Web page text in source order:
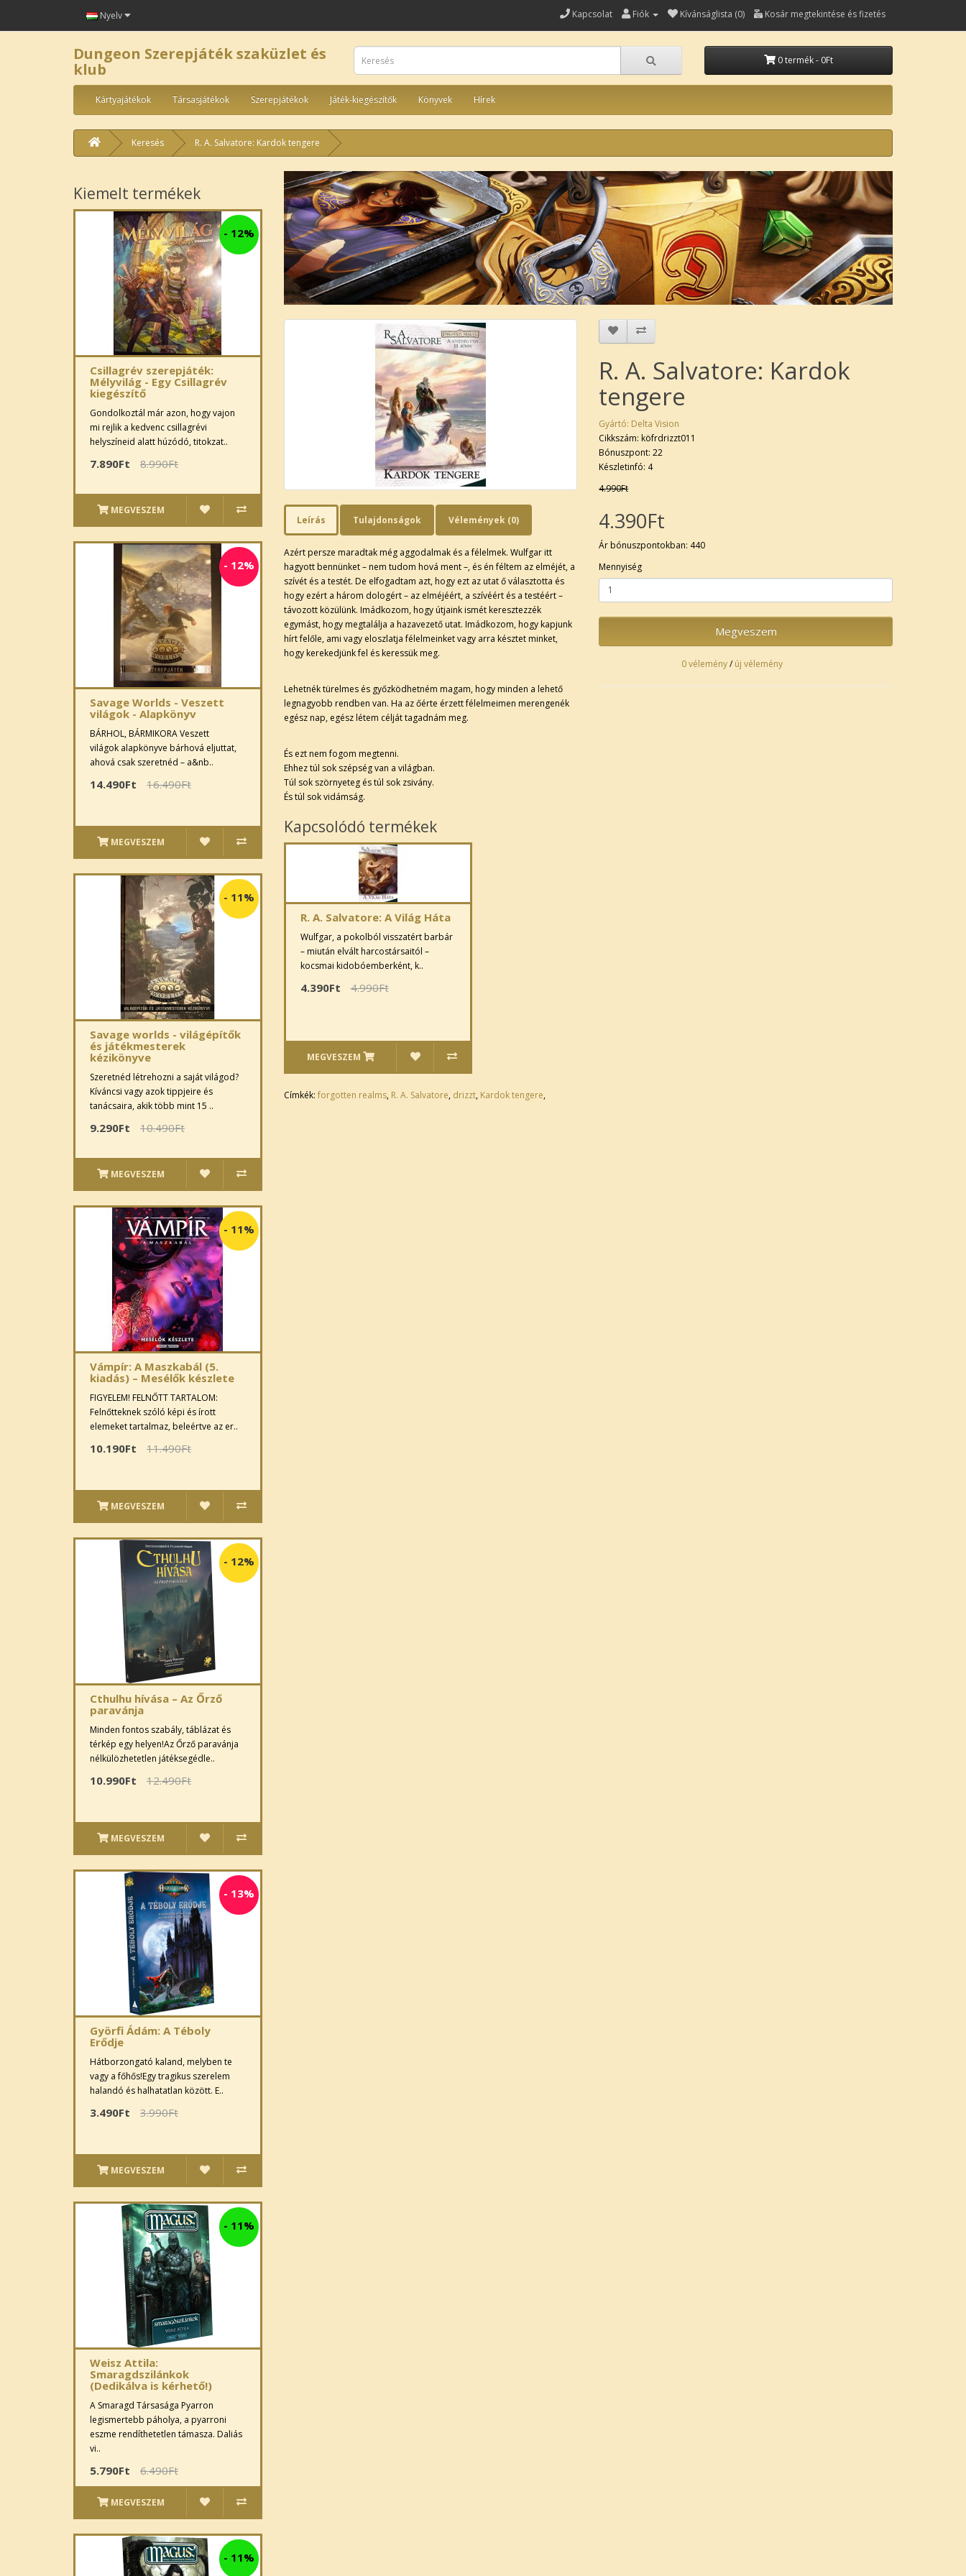
Nyelv Kapcsolat Fiók Kívánságlista (0) Kosár megtekintése és fizetés
Dungeon Szerepjáték szaküzlet és
klub
0 termék - 0Ft
Kártyajátékok Társasjátékok Szerepjátékok Játék-kiegészítők Könyvek Hírek
Keresés R. A. Salvatore: Kardok tengere
Kiemelt termékek
- 12%
Csillagrév szerepjáték:
Mélyvilág - Egy Csillagrév
kiegészítő
Gondolkoztál már azon, hogy vajon
mi rejlik a kedvenc csillagrévi
helyszíneid alatt húzódó, titokzat..
7.890Ft 8.990Ft
MEGVESZEM
- 12%
Savage Worlds - Veszett
világok - Alapkönyv
BÁRHOL, BÁRMIKORA Veszett
világok alapkönyve bárhová eljuttat,
ahová csak szeretnéd – a&nb..
14.490Ft 16.490Ft
MEGVESZEM
- 11%
Savage worlds - világépítők
és játékmesterek
kézikönyve
Szeretnéd létrehozni a saját világod?
Kíváncsi vagy azok tippjeire és
tanácsaira, akik több mint 15 ..
9.290Ft 10.490Ft
MEGVESZEM
- 11%
Vámpír: A Maszkabál (5.
kiadás) – Mesélők készlete
FIGYELEM! FELNŐTT TARTALOM:
Felnőtteknek szóló képi és írott
elemeket tartalmaz, beleértve az er..
10.190Ft 11.490Ft
MEGVESZEM
- 12%
Cthulhu hívása – Az Őrző
paravánja
Minden fontos szabály, táblázat és
térkép egy helyen!Az Őrző paravánja
nélkülözhetetlen játéksegédle..
10.990Ft 12.490Ft
MEGVESZEM
- 13%
Györfi Ádám: A Téboly
Erődje
Hátborzongató kaland, melyben te
vagy a főhős!Egy tragikus szerelem
halandó és halhatatlan között. E..
3.490Ft 3.990Ft
MEGVESZEM
- 11%
Weisz Attila:
Smaragdszilánkok
(Dedikálva is kérhető!)
A Smaragd Társasága Pyarron
legismertebb páholya, a pyarroni
eszme rendíthetetlen támasza. Daliás
vi..
5.790Ft 6.490Ft
MEGVESZEM
- 11%
Leírás Tulajdonságok Vélemények (0)
Azért persze maradtak még aggodalmak és a félelmek. Wulfgar itt
hagyott bennünket – nem tudom hová ment –, és én féltem az elméjét, a
szívét és a testét. De elfogadtam azt, hogy ezt az utat ő választotta és
hogy ezért a három dologért – az elméjéért, a szívéért és a testéért –
távozott közülünk. Imádkozom, hogy útjaink ismét keresztezzék
egymást, hogy megtalálja a hazavezető utat. Imádkozom, hogy kapjunk
hírt felőle, ami vagy eloszlatja félelmeinket vagy arra késztet minket,
hogy kerekedjünk fel és keressük meg.
Lehetnék türelmes és győzködhetném magam, hogy minden a lehető
legnagyobb rendben van. Ha az őérte érzett félelmeimen merengenék
egész nap, egész létem célját tagadnám meg.
És ezt nem fogom megtenni.
Ehhez túl sok szépség van a világban.
Túl sok szörnyeteg és túl sok zsivány.
És túl sok vidámság.
R. A. Salvatore: Kardok
tengere
Gyártó: Delta Vision
Cikkszám: köfrdrizzt011
Bónuszpont: 22
Készletinfó: 4
4.990Ft
4.390Ft
Ár bónuszpontokban: 440
Mennyiség
Megveszem
0 vélemény/új vélemény
Kapcsolódó termékek
R. A. Salvatore: A Világ Háta
Wulfgar, a pokolból visszatért barbár
– miután elvált harcostársaitól –
kocsmai kidobóemberként, k..
4.390Ft 4.990Ft
MEGVESZEM
Címkék: forgotten realms, R. A. Salvatore, drizzt, Kardok tengere,